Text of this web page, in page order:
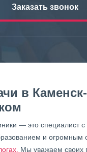
Заказать звонок
в Каменск-
— это специалист
и огромным
Мы уважаем своих